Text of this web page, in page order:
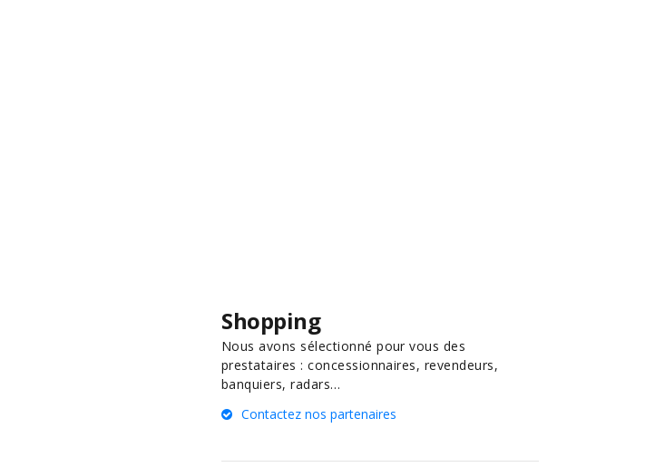
Shopping
Nous avons sélectionné pour vous des
prestataires : concessionnaires, revendeurs,
banquiers, radars…
Contactez nos partenaires